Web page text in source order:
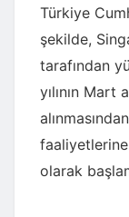
Türkiye
şekilde,
tarafından
yılının
olarak